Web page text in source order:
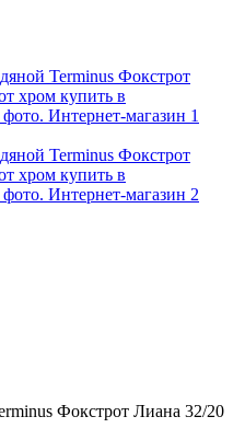
Фокстрот Лиана 32/20